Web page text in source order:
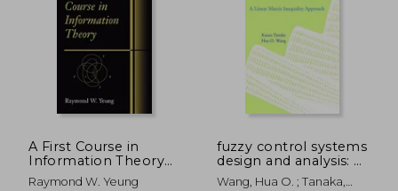
40%
dcto. dcto.
A First Course in
Information Theory
(en Inglés)
Raymond W. Yeung
fuzzy control systems
design and analysis: a
linear matrix
Wang, Hua O. ; Tanaka,